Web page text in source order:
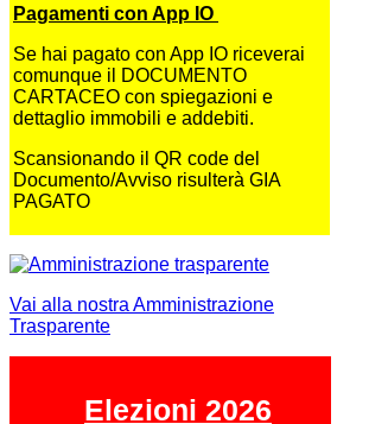
Pagamenti con App IO
Se hai pagato con App IO riceverai
comunque il DOCUMENTO
CARTACEO con spiegazioni e
dettaglio immobili e addebiti.
Scansionando il QR code del
Documento/Avviso risulterà GIA
PAGATO
Vai alla nostra Amministrazione
Trasparente
Elezioni 2026